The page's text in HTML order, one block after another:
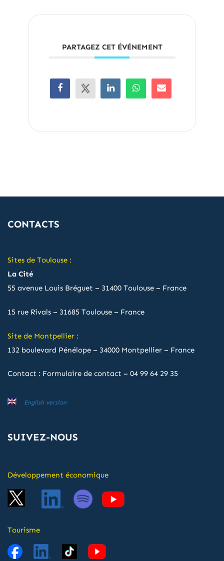
PARTAGEZ CET ÉVÉNEMENT
CONTACTS
Sites de Toulouse :
La Cité
55 avenue Louis Bréguet – 31400 Toulouse – France
15 rue Rivals – 31685 Toulouse – France
Site de Montpellier :
132 boulevard Pénélope – 34000 Montpellier – France
Contact : Formulaire de contact – 04 99 64 29 35
English version
SUIVEZ-NOUS
Développement économique
Tourisme